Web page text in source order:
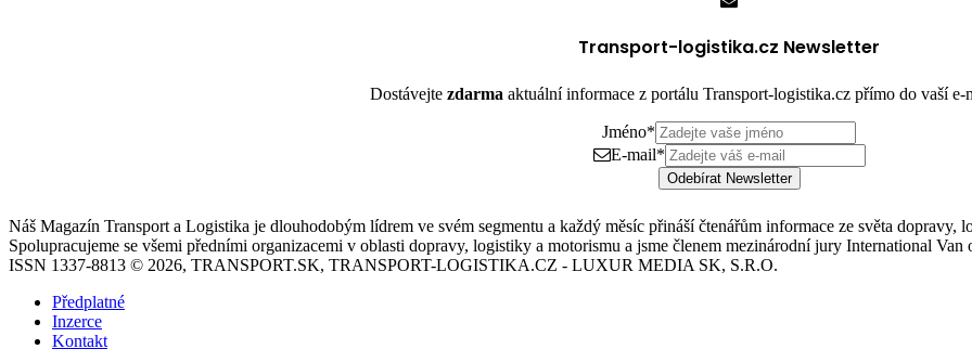
Transport-logistika.cz Newsletter
Dostávejte zdarma aktuální informace z portálu Transport-logistika.cz přímo do vaší e-
Jméno*
E-mail*
Odebírat Newsletter
Náš Magazín Transport a Logistika je dlouhodobým lídrem ve svém segmentu a každý měsíc přináší čtenářům informace ze světa dopravy,
Spolupracujeme se všemi předními organizacemi v oblasti dopravy, logistiky a motorismu a jsme členem mezinárodní jury International Van
ISSN 1337-8813 © 2026, TRANSPORT.SK, TRANSPORT-LOGISTIKA.CZ - LUXUR MEDIA SK, S.R.O.
Předplatné
Inzerce
Kontakt